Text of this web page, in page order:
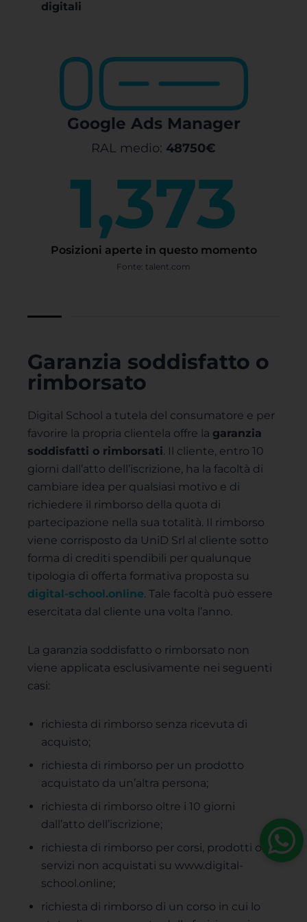
digitali
Google Ads Manager
RAL medio: 48750€
2,204
Posizioni aperte in questo momento
Fonte: talent.com
Garanzia soddisfatto o
rimborsato
Digital School a tutela del consumatore e per
favorire la propria clientela offre la garanzia
soddisfatti o rimborsati. Il cliente, entro 10
giorni dall’atto dell’iscrizione, ha la facoltà di
cambiare idea per qualsiasi motivo e di
richiedere il rimborso della quota di
partecipazione nella sua totalità. Il rimborso
viene corrisposto da UniD Srl al cliente sotto
forma di crediti spendibili per qualunque
tipologia di offerta formativa proposta su
digital-school.online. Tale facoltà può essere
esercitata dal cliente una volta l’anno.
La garanzia soddisfatto o rimborsato non
viene applicata esclusivamente nei seguenti
casi:
richiesta di rimborso senza ricevuta di
acquisto;
richiesta di rimborso per un prodotto
acquistato da un’altra persona;
richiesta di rimborso oltre i 10 giorni
dall’atto dell’iscrizione;
richiesta di rimborso per corsi, prodotti o
servizi non acquistati su www.digital-
school.online;
richiesta di rimborso di un corso in cui lo